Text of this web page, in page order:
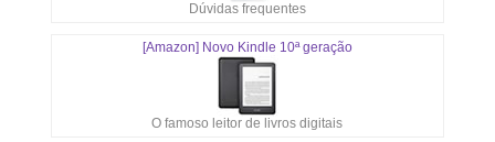
Dúvidas frequentes
[Amazon] Novo Kindle 10ª geração
O famoso leitor de livros digitais